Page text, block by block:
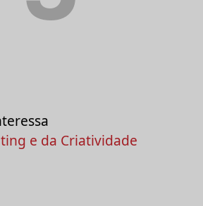
e da Criatividade